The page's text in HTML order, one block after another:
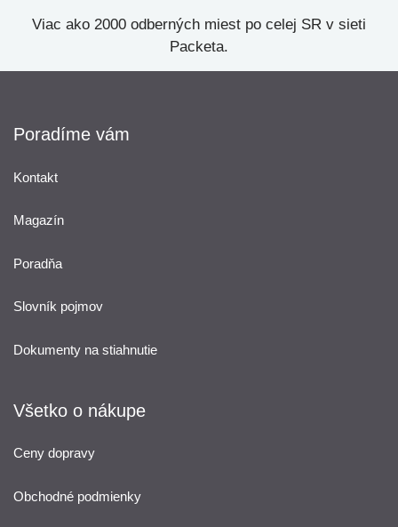
Viac ako 2000 odberných miest po celej SR v sieti
Packeta.
Poradíme vám
Kontakt
Magazín
Poradňa
Slovník pojmov
Dokumenty na stiahnutie
Všetko o nákupe
Ceny dopravy
Obchodné podmienky